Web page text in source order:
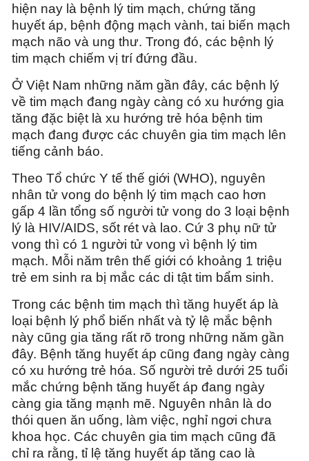
hiện nay là bệnh lý tim mạch, chứng tăng
huyết áp, bệnh động mạch vành, tai biến mạch
mạch não và ung thư. Trong đó, các bệnh lý
tim mạch chiếm vị trí đứng đầu.
Ở Việt Nam những năm gần đây, các bệnh lý
về tim mạch đang ngày càng có xu hướng gia
tăng đặc biệt là xu hướng trẻ hóa bệnh tim
mạch đang được các chuyên gia tim mạch lên
tiếng cảnh báo.
Theo Tổ chức Y tế thế giới (WHO), nguyên
nhân tử vong do bệnh lý tim mạch cao hơn
gấp 4 lần tổng số người tử vong do 3 loại bệnh
lý là HIV/AIDS, sốt rét và lao. Cứ 3 phụ nữ tử
vong thì có 1 người tử vong vì bệnh lý tim
mạch. Mỗi năm trên thế giới có khoảng 1 triệu
trẻ em sinh ra bị mắc các di tật tim bẩm sinh.
Trong các bệnh tim mạch thì tăng huyết áp là
loại bệnh lý phổ biến nhất và tỷ lệ mắc bệnh
này cũng gia tăng rất rõ trong những năm gần
đây. Bệnh tăng huyết áp cũng đang ngày càng
có xu hướng trẻ hóa. Số người trẻ dưới 25 tuổi
mắc chứng bệnh tăng huyết áp đang ngày
càng gia tăng mạnh mẽ. Nguyên nhân là do
thói quen ăn uống, làm việc, nghỉ ngơi chưa
khoa học. Các chuyên gia tim mạch cũng đã
chỉ ra rằng, tỉ lệ tăng huyết áp tăng cao là